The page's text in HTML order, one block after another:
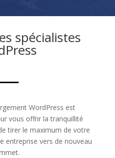
spécialistes
WordPress est
vous offrir la tranquillité
tirer le maximum de votre
entreprise vers de nouveau